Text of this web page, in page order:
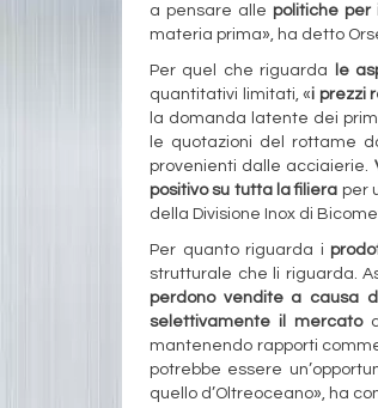
a pensare alle politiche per
materia prima», ha detto
Per quel che riguarda le
quantitativi limitati, «i prezzi
la domanda latente dei
le quotazioni del rottame
provenienti dalle acciaierie.
positivo su tutta la filiera per
della Divisione Inox di
Per quanto riguarda i
strutturale che li riguarda.
perdono vendite a causa
selettivamente il mercato
mantenendo rapporti
potrebbe essere
quello d’Oltreoceano», ha